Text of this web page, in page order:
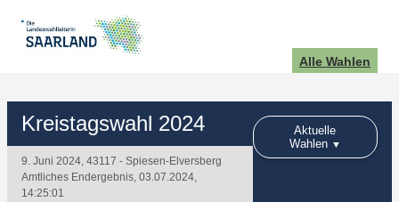
Alle Wahlen
Kreistagswahl 2024
9. Juni 2024, 43117 - Spiesen-Elversberg
Amtliches Endergebnis, 03.07.2024,
14:25:01
Aktuelle
Wahlen